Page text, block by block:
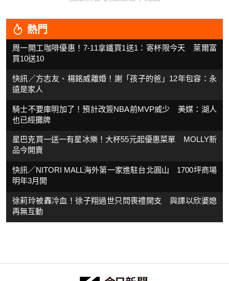
熱門
周一開工咖啡優惠！7-11拿鐵買1送1：寄杯限今天 萊爾富
買10送10
快訊／方志友、楊銘威離婚！謝「孩子的爸」12年包容：永
遠是家人
騎士不要庫明加了！預計改簽NBA前MVP威少 美媒：湖人
也已經攤牌
星巴克買一送一有星冰樂！大杯55元起優惠菜單 MOLLY新
品今開賣
快訊／NITORI MALL海外第一家進駐台北圓山 1700坪商場
明年3月開
徐莉玲被轟冷血！徐子翔過世只問喪禮開支 與譚以欣婆媳
再無互動